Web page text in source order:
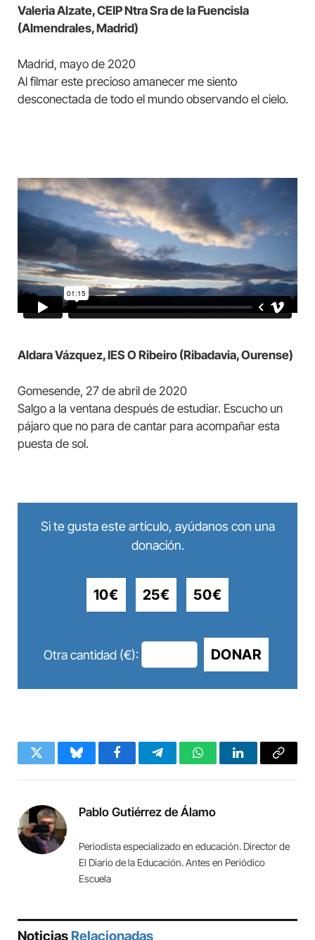
Valeria Alzate, CEIP Ntra Sra de la Fuencisla
(Almendrales, Madrid)
Madrid, mayo de 2020
Al filmar este precioso amanecer me siento
desconectada de todo el mundo observando el cielo.
Aldara Vázquez, IES O Ribeiro (Ribadavia, Ourense)
Gomesende, 27 de abril de 2020
Salgo a la ventana después de estudiar. Escucho un
pájaro que no para de cantar para acompañar esta
puesta de sol.
Si te gusta este artículo, ayúdanos con una
donación.
10€ 25€ 50€
Otra cantidad (€): DONAR
Twitter BlueskyFacebookTelegramWhatsAppLinkedInCopy
Pablo Gutiérrez de Álamo
Periodista especializado en educación. Director de
El Diario de la Educación. Antes en Periódico
Escuela
Noticias Relacionadas